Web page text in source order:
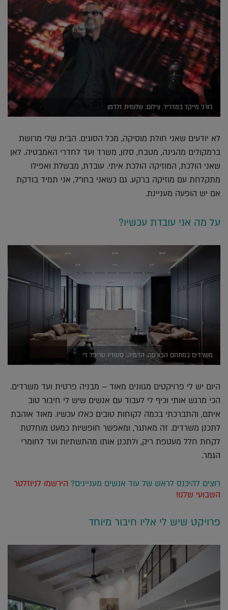
ג'ורג' מייקל במדריד. צילום: שלומית זלדמן
לא יודעים שאני חולת מוסיקה, מכל הסוגים. הבית שלי מרושת
ברמקולים מהגינה, מטבח, סלון, משרד ועד לחדרי האמבטיה. לאן
שאני הולכת, המוזיקה הולכת איתי. עובדת, מבשלת ואפילו
מתקלחת עם מוזיקה ברקע. גם כשאני בחו"ל, אני תמיד בודקת
אם יש הופעה מעניינת.
על מה אני עובדת עכשיו?
משרדים במתחם הבורסה. הדמיה: סטודיו טריפל די
היום יש לי פרויקטים מגוונים מאוד – מבניה פרטית ועד משרדים.
הכי מרגש אותי וכיף לי לעבוד עם אנשים שיש לי חיבור טוב
איתם, והתברכתי בכמה לקוחות טובים כאלו עכשיו. מאוד אוהבת
לתכנן משרדים. זה מאתגר, ומאפשר חופשיות כמעט מוחלטת
לקחת חלל מעטפת ריק, ולתכנן אותו מהתשתיות ועד לחומרי
הגמר.
רוצים להיכנס לראש של עוד אנשים מעניינים? הירשמו לניוזלטר
השבועי שלנו!
פרויקט שיש לי אליו חיבור מיוחד